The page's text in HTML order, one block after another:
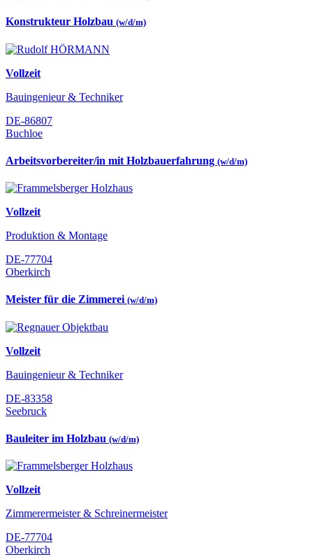
Konstrukteur Holzbau (w/d/m)
Vollzeit
Bauingenieur & Techniker
DE-86807
Buchloe
Arbeitsvorbereiter/in mit Holzbauerfahrung (w/d/m)
Vollzeit
Produktion & Montage
DE-77704
Oberkirch
Meister für die Zimmerei (w/d/m)
Vollzeit
Bauingenieur & Techniker
DE-83358
Seebruck
Bauleiter im Holzbau (w/d/m)
Vollzeit
Zimmerermeister & Schreinermeister
DE-77704
Oberkirch